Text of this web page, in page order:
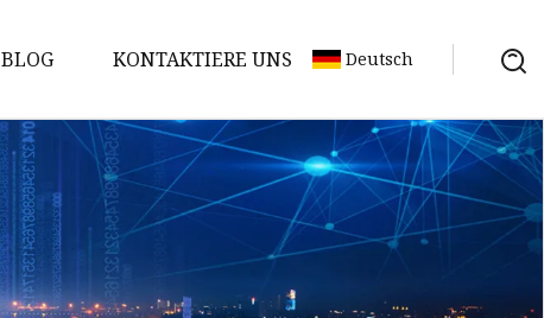
BLOG KONTAKTIERE UNS Deutsch